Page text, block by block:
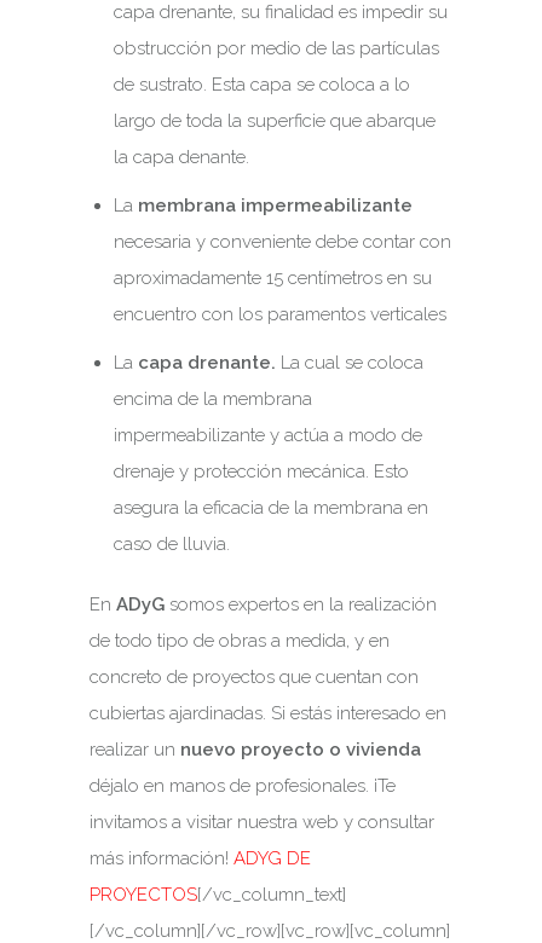
capa drenante, su finalidad es impedir su
obstrucción por medio de las partículas
de sustrato. Esta capa se coloca a lo
largo de toda la superficie que abarque
la capa denante.
La membrana impermeabilizante
necesaria y conveniente debe contar con
aproximadamente 15 centímetros en su
encuentro con los paramentos verticales
La capa drenante. La cual se coloca
encima de la membrana
impermeabilizante y actúa a modo de
drenaje y protección mecánica. Esto
asegura la eficacia de la membrana en
caso de lluvia.
En ADyG somos expertos en la realización
de todo tipo de obras a medida, y en
concreto de proyectos que cuentan con
cubiertas ajardinadas. Si estás interesado en
realizar un nuevo proyecto o vivienda
déjalo en manos de profesionales. ¡Te
invitamos a visitar nuestra web y consultar
más información! ADYG DE
PROYECTOS[/vc_column_text]
[/vc_column][/vc_row][vc_row][vc_column]